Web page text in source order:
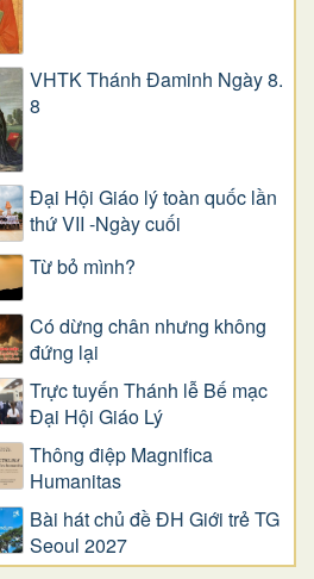
VHTK Thánh Đaminh Ngày 8.
8
Đại Hội Giáo lý toàn quốc lần
thứ VII -Ngày cuối
Từ bỏ mình?
Có dừng chân nhưng không
đứng lại
Trực tuyến Thánh lễ Bế mạc
Đại Hội Giáo Lý
Thông điệp Magnifica
Humanitas
Bài hát chủ đề ĐH Giới trẻ TG
Seoul 2027